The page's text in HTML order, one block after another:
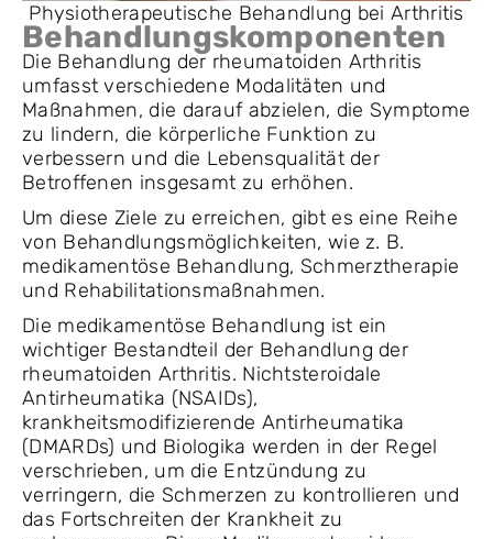
Physiotherapeutische Behandlung bei Arthritis
Behandlungskomponenten
Die Behandlung der rheumatoiden Arthritis
umfasst verschiedene Modalitäten und
Maßnahmen, die darauf abzielen, die Symptome
zu lindern, die körperliche Funktion zu
verbessern und die Lebensqualität der
Betroffenen insgesamt zu erhöhen.
Um diese Ziele zu erreichen, gibt es eine Reihe
von Behandlungsmöglichkeiten, wie z. B.
medikamentöse Behandlung, Schmerztherapie
und Rehabilitationsmaßnahmen.
Die medikamentöse Behandlung ist ein
wichtiger Bestandteil der Behandlung der
rheumatoiden Arthritis. Nichtsteroidale
Antirheumatika (NSAIDs),
krankheitsmodifizierende Antirheumatika
(DMARDs) und Biologika werden in der Regel
verschrieben, um die Entzündung zu
verringern, die Schmerzen zu kontrollieren und
das Fortschreiten der Krankheit zu